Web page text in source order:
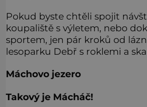
Pokud byste chtěli spojit
koupaliště s výletem, nebo
sportem, jen pár kroků od
lesoparku Debř s roklemi a
Máchovo jezero
Takový je Mácháč!